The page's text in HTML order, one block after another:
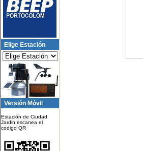
Elige Estación
Versión Móvil
Estación de Ciudad
Jardin escanea el
codigo QR